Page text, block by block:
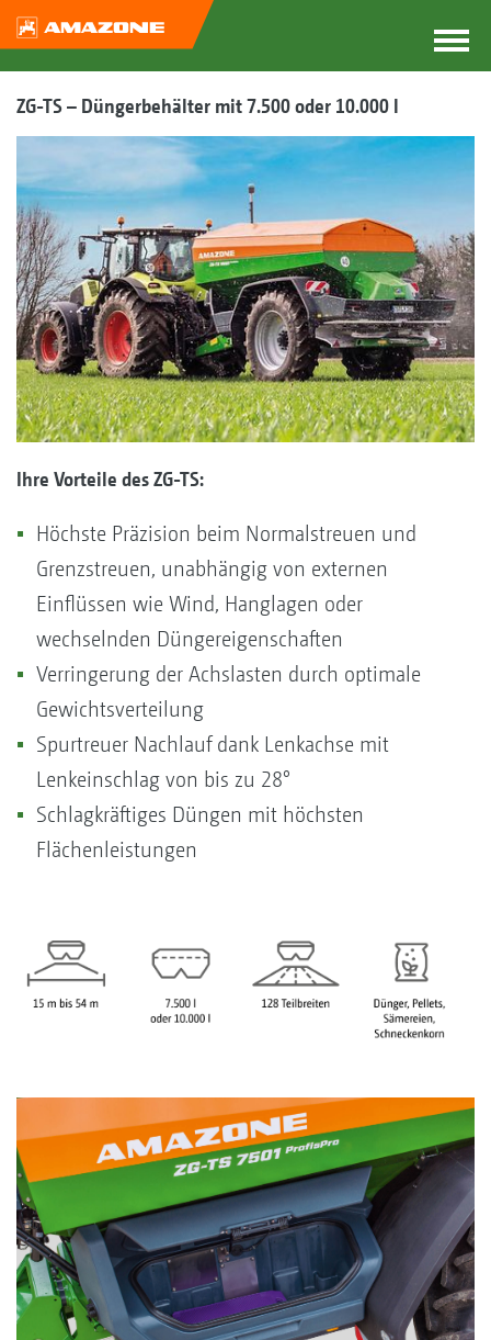
ZG-TS – Düngerbehälter mit 7.500 oder 10.000 l
Ihre Vorteile des ZG-TS:
Höchste Präzision beim Normalstreuen und
Grenzstreuen, unabhängig von externen
Einflüssen wie Wind, Hanglagen oder
wechselnden Düngereigenschaften
Verringerung der Achslasten durch optimale
Gewichtsverteilung
Spurtreuer Nachlauf dank Lenkachse mit
Lenkeinschlag von bis zu 28°
Schlagkräftiges Düngen mit höchsten
Flächenleistungen